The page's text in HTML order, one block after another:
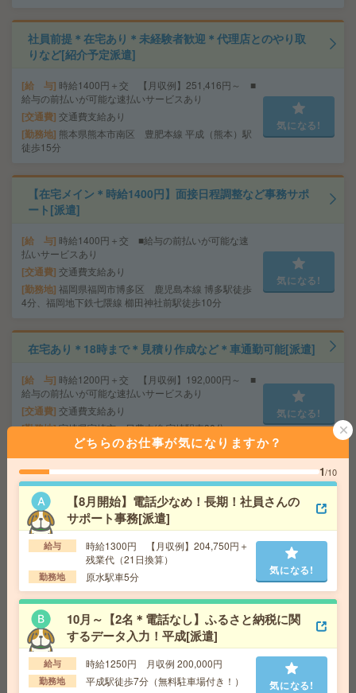
社員前提＊在宅あり＊未経験者歓迎＊代理店とのやり取
りなど[紹介予定派遣]
給 与 時給1400円＋交 【月収例】251,416円～ ■
給与の前払いが可能な速払いサービスあり
交通費 交通費支給あり
勤務地 熊本県熊本市南区 豊肥本線 平成（熊本）駅
徒歩15分
気になる!
【在宅メイン＊時給1400円】面接日程調整など事務サポ
ート[派遣]
給 与 時給1400円＋交 ■給与の前払いが可能な速
払いサービスあり
交通費 交通費支給あり
勤務地 福岡県福岡市博多区 鹿児島本線 博多駅徒歩
4分、福岡地下鉄七隈線 櫛田神社前駅徒歩10分
気になる!
在宅あり＊18時まで＊見積り作成など＊車通勤可能[派遣]
給 与 時給1200円＋交 【月収例】192,000円～ ■
給与の前払いが可能な速払いサービスあり
交通費 交通費支給あり
勤務地 宮崎県宮崎市 日豊本線 宮崎駅車30分
気になる!
高時給！車通勤OK！平日休み！日勤のお仕事！チップテ
スト[派遣]
給 与 時給1350円
交通費 交通費支給有り
勤務地 御代志駅～車6分 ※車通勤・バイク通勤OK
気になる!
【100名募集！＊週3からOK】健康診断の結果入力のお仕
事[派遣]
給 与 1600～1800 ★日払い・給与前払いOK
交通費 別途支給有
勤務地 天神駅より徒歩3分
気になる!
どちらのお仕事が気になりますか？
1/10
【8月開始】電話少なめ！長期！社員さんの
サポート事務[派遣]
給与
時給1300円 【月収例】204,750円＋
残業代（21日換算）
勤務地 原水駅車5分 気になる!
10月～【2名＊電話なし】ふるさと納税に関
するデータ入力！平成[派遣]
給与 時給1250円 月収例 200,000円
勤務地 平成駅徒歩7分（無料駐車場付き！） 気になる!